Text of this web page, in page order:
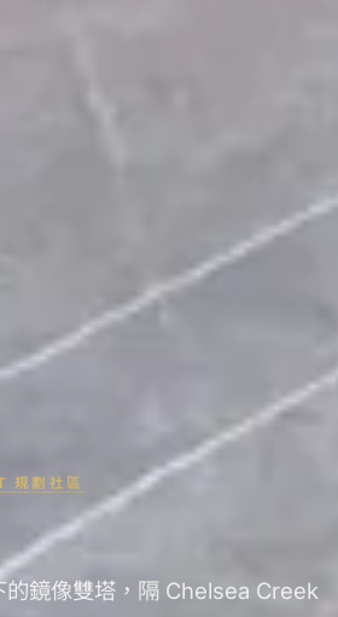
規劃社區
鏡像雙塔，隔 Chelsea Creek